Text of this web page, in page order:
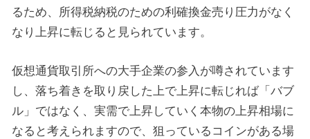
るため、所得税納税のための利確換金売り圧力がなく
なり上昇に転じると見られています。
仮想通貨取引所への大手企業の参入が噂されています
し、落ち着きを取り戻した上で上昇に転じれば「バブ
ル」ではなく、実需で上昇していく本物の上昇相場に
なると考えられますので、狙っているコインがある場